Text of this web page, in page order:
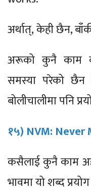
अर्थात्, केही छैन,
अरूको कुनै काम
समस्या परेको छैन
बोलीचालीमा पनि
१५) NVM: Never
कसैलाई कुनै काम
भावमा यो शब्द